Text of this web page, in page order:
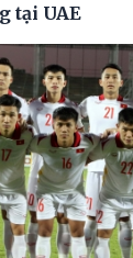
tại UAE